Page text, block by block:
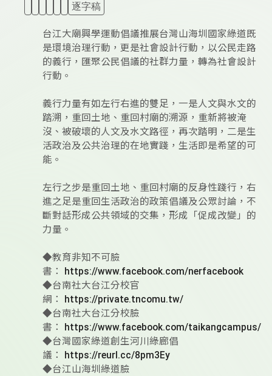
逐字稿
台江大廟興學運動倡議推展台灣山海圳國家綠道既
是環境治理行動，更是社會設計行動，以公民走路
的義行，匯聚公民倡議的社群力量，轉為社會設計
行動。
義行力量有如左行右進的雙足，一是人文與水文的
踏溯，重回土地、重回村廟的溯源，重新將被淹
沒、被破壞的人文及水文路徑，再次踏明，二是生
活政治及公共治理的在地實踐，生活即是希望的可
能。
左行之步是重回土地、重回村廟的反身性踐行，右
進之足是重回生活政治的政策倡議及公眾討論，不
斷對話形成公共領域的交集，形成「促成改變」的
力量。
◆教育非知不可臉
書：
https://www.facebook.com/nerfacebook
◆台南社大台江分校官
網：
https://private.tncomu.tw/
◆台南社大台江分校臉
書：
https://www.facebook.com/taikangcampus/
◆台灣國家綠道創生河川綠廊倡
議：
https://reurl.cc/8pm3Ey
◆台江山海圳綠道臉